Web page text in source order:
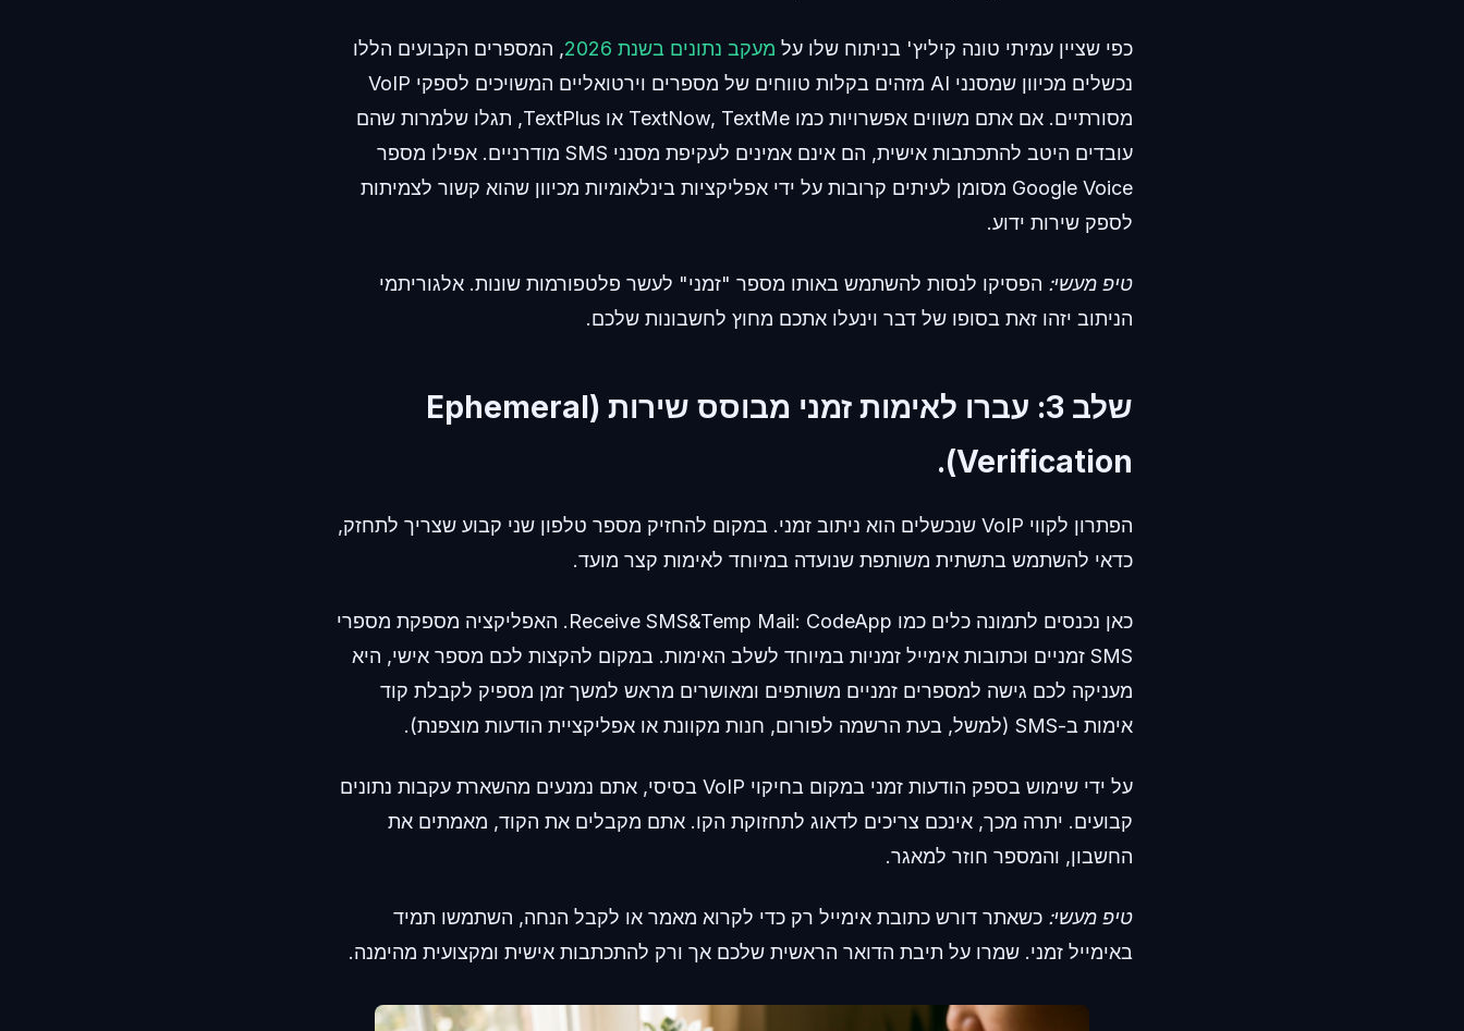
כפי שציין עמיתי טונה קיליץ' בניתוח שלו על מעקב נתונים בשנת 2026
, המספרים הקבועים הללו
נכשלים מכיוון שמסנני AI מזהים בקלות טווחים של מספרים וירטואליים המשויכים לספקי VoIP
מסורתיים. אם אתם משווים אפשרויות כמו TextNow, TextMe או TextPlus, תגלו שלמרות שהם
עובדים היטב להתכתבות אישית, הם אינם אמינים לעקיפת מסנני SMS מודרניים. אפילו מספר
Google Voice מסומן לעיתים קרובות על ידי אפליקציות בינלאומיות מכיוון שהוא קשור לצמיתות
לספק שירות ידוע.
טיפ מעשי: הפסיקו לנסות להשתמש באותו מספר "זמני" לעשר פלטפורמות שונות. אלגוריתמי
הניתוב יזהו זאת בסופו של דבר וינעלו אתכם מחוץ לחשבונות שלכם.
שלב 3: עברו לאימות זמני מבוסס שירות (Ephemeral
Verification).
הפתרון לקווי VoIP שנכשלים הוא ניתוב זמני. במקום להחזיק מספר טלפון שני קבוע שצריך לתחזק,
כדאי להשתמש בתשתית משותפת שנועדה במיוחד לאימות קצר מועד.
כאן נכנסים לתמונה כלים כמו Receive SMS&Temp Mail: CodeApp. האפליקציה מספקת מספרי
SMS זמניים וכתובות אימייל זמניות במיוחד לשלב האימות. במקום להקצות לכם מספר אישי, היא
מעניקה לכם גישה למספרים זמניים משותפים ומאושרים מראש למשך זמן מספיק לקבלת קוד
אימות ב-SMS (למשל, בעת הרשמה לפורום, חנות מקוונת או אפליקציית הודעות מוצפנת).
על ידי שימוש בספק הודעות זמני במקום בחיקוי VoIP בסיסי, אתם נמנעים מהשארת עקבות נתונים
קבועים. יתרה מכך, אינכם צריכים לדאוג לתחזוקת הקו. אתם מקבלים את הקוד, מאמתים את
החשבון, והמספר חוזר למאגר.
טיפ מעשי: כשאתר דורש כתובת אימייל רק כדי לקרוא מאמר או לקבל הנחה, השתמשו תמיד
באימייל זמני. שמרו על תיבת הדואר הראשית שלכם אך ורק להתכתבות אישית ומקצועית מהימנה.